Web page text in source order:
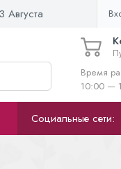
Августа
Время
10:00 —
Социальные сети: